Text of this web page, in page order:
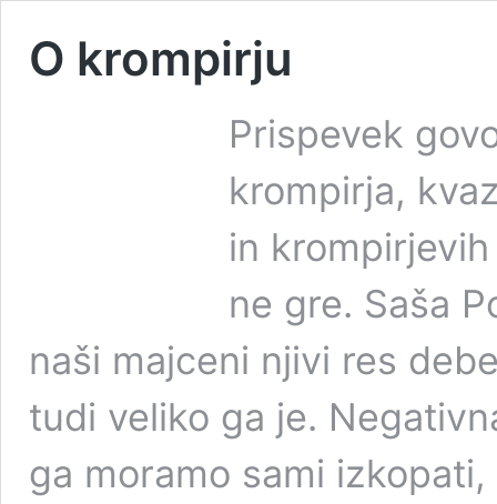
O krompirju
Prispevek
krompirja,
in
ne gre. Saša
naši majceni njivi res
tudi veliko ga je.
ga moramo sami